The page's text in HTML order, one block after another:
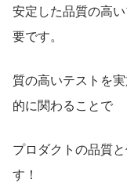
安定した品質の高
要です。
質の高いテストを
的に関わることで
プロダクトの品質
す！